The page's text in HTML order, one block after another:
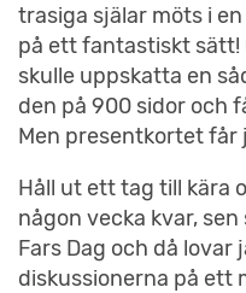
trasiga själar möts i
på ett fantastiskt sätt!
skulle uppskatta en
den på 900 sidor och
Men presentkortet får
Håll ut ett tag till kära
någon vecka kvar,
Fars Dag och då lovar
diskussionerna på ett